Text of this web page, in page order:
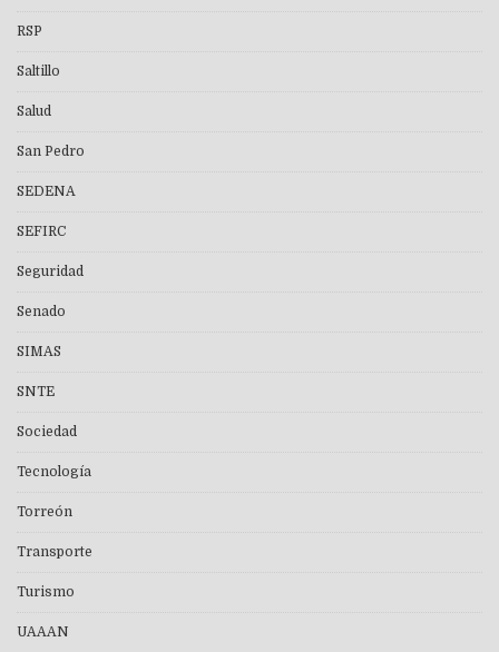
RSP
Saltillo
Salud
San Pedro
SEDENA
SEFIRC
Seguridad
Senado
SIMAS
SNTE
Sociedad
Tecnología
Torreón
Transporte
Turismo
UAAAN